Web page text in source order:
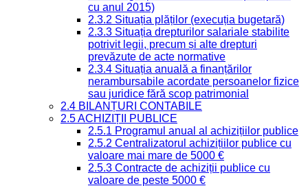
cu anul 2015)
2.3.2 Situația plăților (execuția bugetară)
2.3.3 Situația drepturilor salariale stabilite
potrivit legii, precum și alte drepturi
prevăzute de acte normative
2.3.4 Situația anuală a finanțărilor
nerambursabile acordate persoanelor fizice
sau juridice fără scop patrimonial
2.4 BILANȚURI CONTABILE
2.5 ACHIZIȚII PUBLICE
2.5.1 Programul anual al achizițiilor publice
2.5.2 Centralizatorul achizițiilor publice cu
valoare mai mare de 5000 €
2.5.3 Contracte de achiziții publice cu
valoare de peste 5000 €